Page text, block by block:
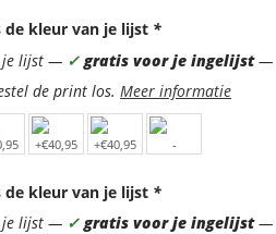
de kleur van je lijst *
je lijst — ✓ gratis voor je ingelijst—
de print los. Meer informatie
de kleur van je lijst *
je lijst — ✓ gratis voor je ingelijst—